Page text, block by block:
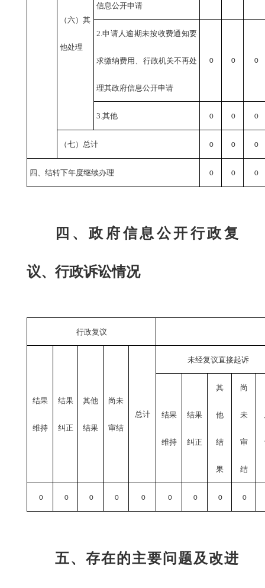
（六）其
他处理
信息公开申请
2.申请人逾期未按收费通知要
求缴纳费用、行政机关不再处
理其政府信息公开申请
0 0 0
3.其他 0 0 0
（七）总计 0 0 0
四、结转下年度继续办理 0 0 0
四、政府信息公开行政复
议、行政诉讼情况
行政复议
结果
维持
结果
纠正
其他
结果
尚未
审结
总计
未经复议直接起诉
结果
维持
结果
纠正
其
他
结
果
尚
未
审
结
0 0 0 0 0 0 0 0 0
五、存在的主要问题及改进